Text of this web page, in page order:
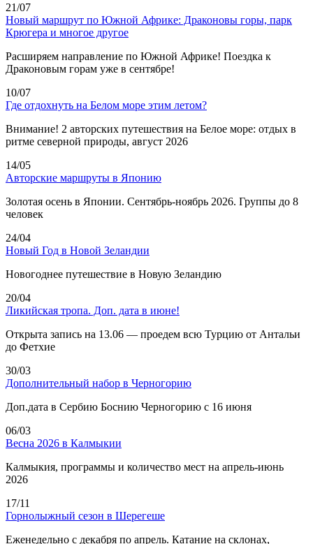
21/07
Новый маршрут по Южной Африке: Драконовы горы, парк
Крюгера и многое другое
Расширяем направление по Южной Африке! Поездка к
Драконовым горам уже в сентябре!
10/07
Где отдохнуть на Белом море этим летом?
Внимание! 2 авторских путешествия на Белое море: отдых в
ритме северной природы, август 2026
14/05
Авторские маршруты в Японию
Золотая осень в Японии. Сентябрь-ноябрь 2026. Группы до 8
человек
24/04
Новый Год в Новой Зеландии
Новогоднее путешествие в Новую Зеландию
20/04
Ликийская тропа. Доп. дата в июне!
Открыта запись на 13.06 — проедем всю Турцию от Антальи
до Фетхие
30/03
Дополнительный набор в Черногорию
Доп.дата в Сербию Боснию Черногорию с 16 июня
06/03
Весна 2026 в Калмыкии
Калмыкия, программы и количество мест на апрель-июнь
2026
17/11
Горнолыжный сезон в Шерегеше
Еженедельно с декабря по апрель. Катание на склонах,